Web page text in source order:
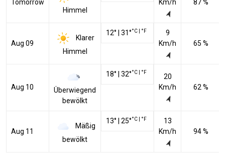
Tomorrow
Himmel
Km/h
87 %
Aug 09
Klarer
Himmel
12° 31°°C °F
9
Km/h
65 %
Aug 10
Überwiegend
bewölkt
18° 32°°C °F
20
Km/h
62 %
Aug 11
Mäßig
bewölkt
13° 25°°C °F
13
Km/h
94 %